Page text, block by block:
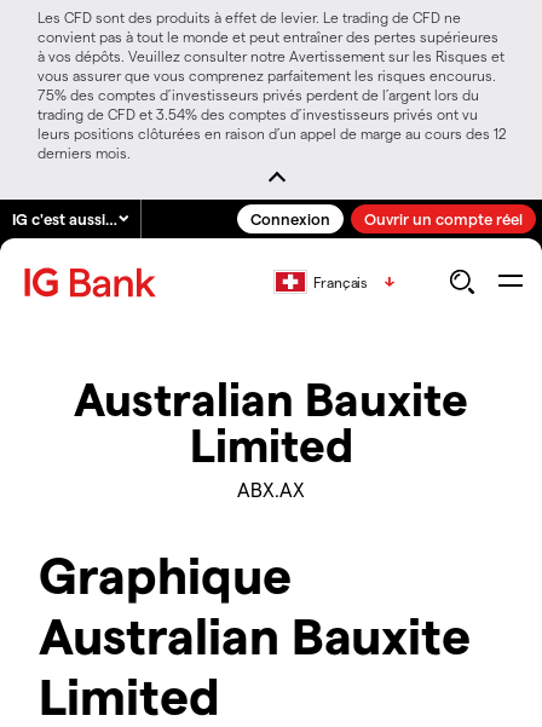
Les CFD sont des produits à effet de levier. Le trading de CFD ne
convient pas à tout le monde et peut entraîner des pertes supérieures
à vos dépôts. Veuillez consulter notre Avertissement sur les Risques et
vous assurer que vous comprenez parfaitement les risques encourus.
75% des comptes d’investisseurs privés perdent de l’argent lors du
trading de CFD et 3.54% des comptes d’investisseurs privés ont vu
leurs positions clôturées en raison d’un appel de marge au cours des 12
derniers mois.
IG c'est aussi… Connexion Ouvrir un compte réel
Français
Australian Bauxite
Limited
ABX.AX
Graphique
Australian Bauxite
Limited